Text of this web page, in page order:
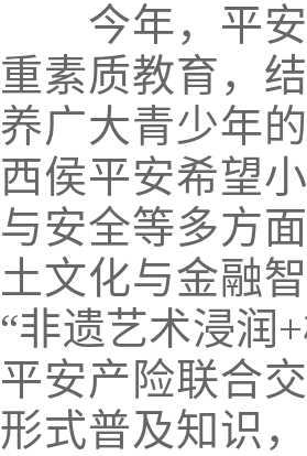
今年，平
重素质教育，
养广大青少年
西侯平安希望
与安全等多方
土文化与金融
“非遗艺术浸润
平安产险联合
形式普及知识